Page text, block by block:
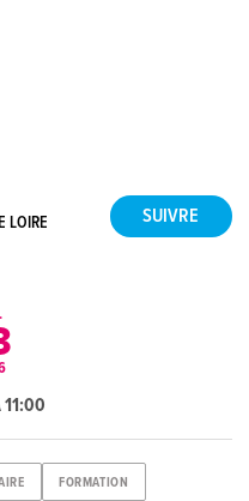
LOIRE
FORMATION